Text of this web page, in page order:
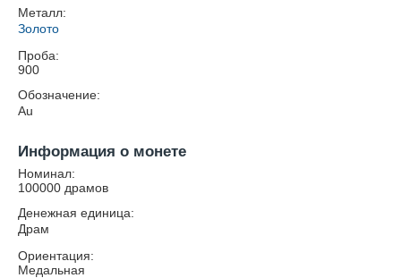
Металл:
Золото
Проба:
900
Обозначение:
Au
Информация о монете
Номинал:
100000 драмов
Денежная единица:
Драм
Ориентация:
Медальная